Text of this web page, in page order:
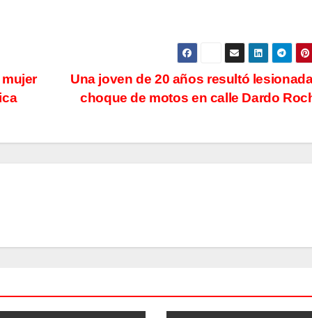
Una joven de 20 años resultó
choque de motos en calle Dardo